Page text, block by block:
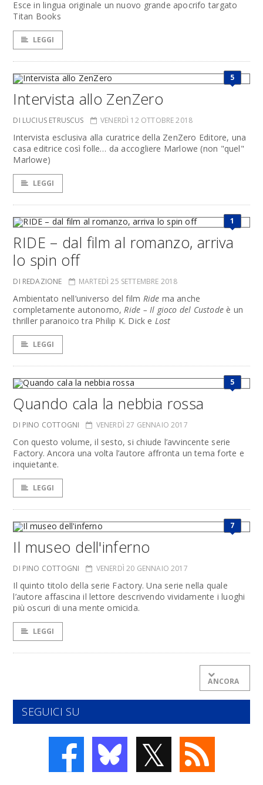
Esce in lingua originale un nuovo grande apocrifo targato
Titan Books
LEGGI
5
Intervista allo ZenZero
DI LUCIUS ETRUSCUS VENERDÌ 12 OTTOBRE 2018
Intervista esclusiva alla curatrice della ZenZero Editore, una
casa editrice così folle… da accogliere Marlowe (non "quel"
Marlowe)
LEGGI
1
RIDE – dal film al romanzo, arriva
lo spin off
DI REDAZIONE MARTEDÌ 25 SETTEMBRE 2018
Ambientato nell’universo del film Ride ma anche
completamente autonomo,Ride – Il gioco del Custode è un
thriller paranoico tra Philip K. Dick e Lost
LEGGI
5
Quando cala la nebbia rossa
DI PINO COTTOGNI VENERDÌ 27 GENNAIO 2017
Con questo volume, il sesto, si chiude l’avvincente serie
Factory. Ancora una volta l’autore affronta un tema forte e
inquietante.
LEGGI
7
Il museo dell'inferno
DI PINO COTTOGNI VENERDÌ 20 GENNAIO 2017
Il quinto titolo della serie Factory. Una serie nella quale
l’autore affascina il lettore descrivendo vividamente i luoghi
più oscuri di una mente omicida.
LEGGI
ANCORA
SEGUICI SU
𝕏